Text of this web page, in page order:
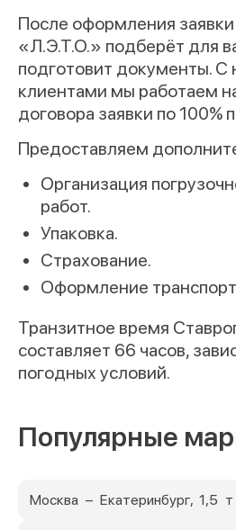
После оформления
«Л.Э.Т.О.» подберёт для
подготовит документы. С
клиентами мы работаем
договора заявки по 100%
Предоставляем
Организация
работ.
Упаковка.
Страхование.
Оформление
Транзитное время
составляет 66 часов,
погодных условий.
Популярные
Москва – Екатеринбург, 1,5